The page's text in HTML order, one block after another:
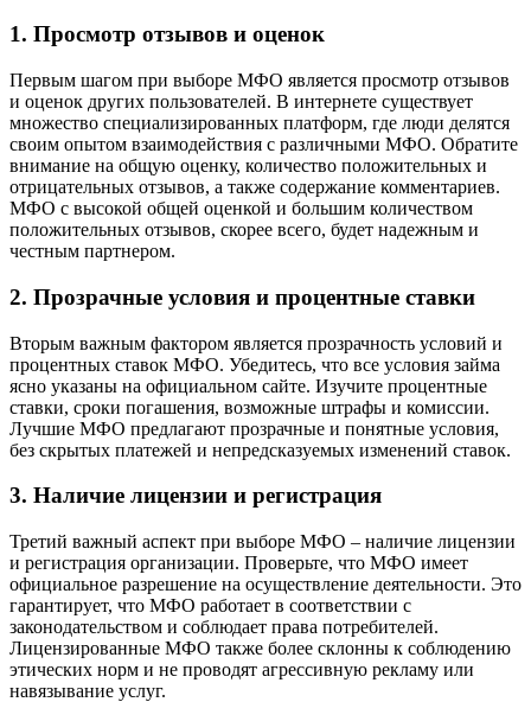
1. Просмотр отзывов и оценок
Первым шагом при выборе МФО является просмотр отзывов
и оценок других пользователей. В интернете существует
множество специализированных платформ, где люди делятся
своим опытом взаимодействия с различными МФО. Обратите
внимание на общую оценку, количество положительных и
отрицательных отзывов, а также содержание комментариев.
МФО с высокой общей оценкой и большим количеством
положительных отзывов, скорее всего, будет надежным и
честным партнером.
2. Прозрачные условия и процентные ставки
Вторым важным фактором является прозрачность условий и
процентных ставок МФО. Убедитесь, что все условия займа
ясно указаны на официальном сайте. Изучите процентные
ставки, сроки погашения, возможные штрафы и комиссии.
Лучшие МФО предлагают прозрачные и понятные условия,
без скрытых платежей и непредсказуемых изменений ставок.
3. Наличие лицензии и регистрация
Третий важный аспект при выборе МФО – наличие лицензии
и регистрация организации. Проверьте, что МФО имеет
официальное разрешение на осуществление деятельности. Это
гарантирует, что МФО работает в соответствии с
законодательством и соблюдает права потребителей.
Лицензированные МФО также более склонны к соблюдению
этических норм и не проводят агрессивную рекламу или
навязывание услуг.